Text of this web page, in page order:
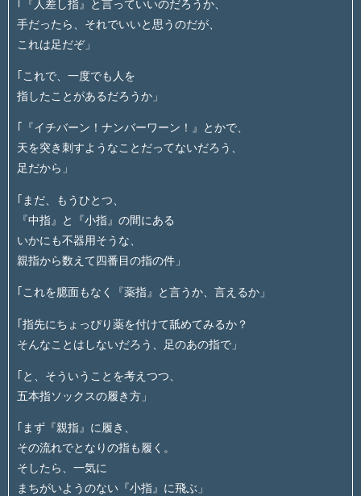
｢『人差し指』と言っていいのだろうか、
手だったら、それでいいと思うのだが、
これは足だぞ」
｢これで、一度でも人を
指したことがあるだろうか」
｢『イチバーン！ナンバーワーン！』とかで、
天を突き刺すようなことだってないだろう、
足だから」
｢まだ、もうひとつ、
『中指』と『小指』の間にある
いかにも不器用そうな、
親指から数えて四番目の指の件」
｢これを臆面もなく『薬指』と言うか、言えるか」
｢指先にちょっぴり薬を付けて舐めてみるか？
そんなことはしないだろう、足のあの指で」
｢と、そういうことを考えつつ、
五本指ソックスの履き方」
｢まず『親指』に履き、
その流れでとなりの指も履く。
そしたら、一気に
まちがいようのない『小指』に飛ぶ」